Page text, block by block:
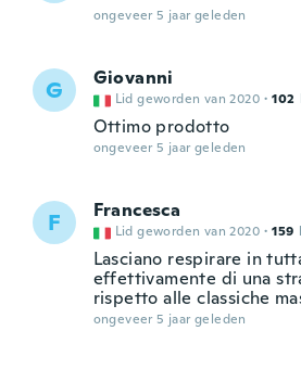
ongeveer 5 jaar geleden
G Giovanni
Lid geworden van 2020 · 102
Ottimo prodotto
ongeveer 5 jaar geleden
F Francesca
Lid geworden van 2020 · 159
Lasciano respirare in
effettivamente di una
rispetto alle classiche
ongeveer 5 jaar geleden